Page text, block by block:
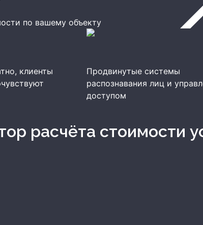
по вашему объекту
клиенты
Продвинутые системы
распознавания лиц и
доступом
расчёта стоимости